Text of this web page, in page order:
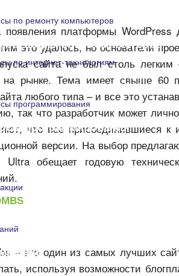
по ремонту компьютеров
по ремонту компьютеров
по интернет-технологиям
по интернет-технологиям
программирования
программирования
платформы WordPress
это удалось, но основатели
сайта не был столь
на рынке. Тема имеет свыше 60
любого типа – и все это
так что разработчик может
что все присоединившиеся к
версии. На выбор
Ultra обещает годовую
– это один из самых лучших
используя возможности